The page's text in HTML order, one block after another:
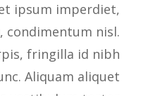
ipsum imperdiet,
condimentum nisl.
fringilla id nibh
Aliquam aliquet